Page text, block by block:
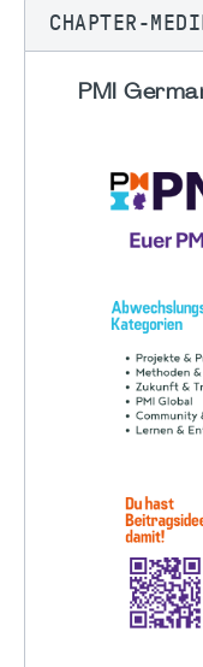
CHAPTER-
PMI